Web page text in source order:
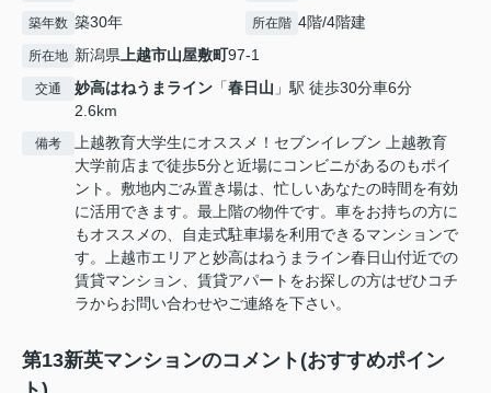
築年数 築30年 所在階 4階/4階建
所在地 新潟県上越市山屋敷町97-1
交通 妙高はねうまライン 「春日山 」駅 徒歩30分車6分
2.6km
備考
上越教育大学生にオススメ！セブンイレブン 上越教育
大学前店まで徒歩5分と近場にコンビニがあるのもポイ
ント。敷地内ごみ置き場は、忙しいあなたの時間を有効
に活用できます。最上階の物件です。車をお持ちの方に
もオススメの、自走式駐車場を利用できるマンションで
す。上越市エリアと妙高はねうまライン春日山付近での
賃貸マンション、賃貸アパートをお探しの方はぜひコチ
ラからお問い合わせやご連絡を下さい。
第13新英マンションのコメント(おすすめポイン